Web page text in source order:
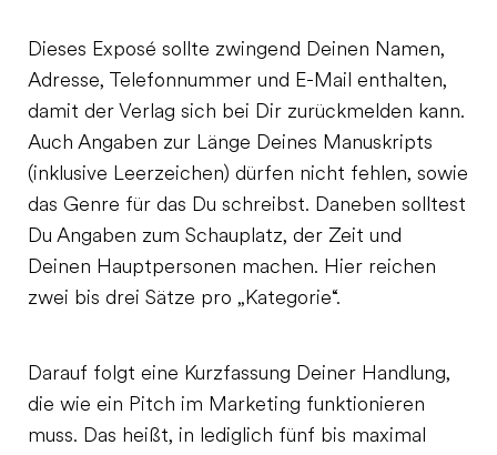
Dieses Exposé sollte zwingend Deinen Namen,
Adresse, Telefonnummer und E-Mail enthalten,
damit der Verlag sich bei Dir zurückmelden kann.
Auch Angaben zur Länge Deines Manuskripts
(inklusive Leerzeichen) dürfen nicht fehlen, sowie
das Genre für das Du schreibst. Daneben solltest
Du Angaben zum Schauplatz, der Zeit und
Deinen Hauptpersonen machen. Hier reichen
zwei bis drei Sätze pro „Kategorie“.
Darauf folgt eine Kurzfassung Deiner Handlung,
die wie ein Pitch im Marketing funktionieren
muss. Das heißt, in lediglich fünf bis maximal